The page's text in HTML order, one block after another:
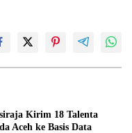
Kirim 18 Talenta
Aceh ke Basis Data